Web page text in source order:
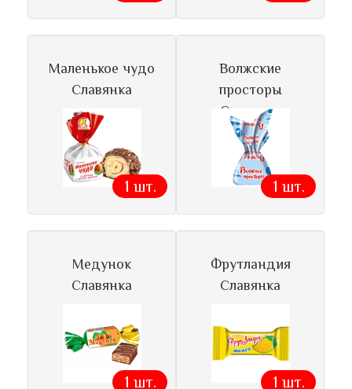
Маленькое чудо
Славянка
1 шт.
Волжские
просторы
Славянка
1 шт.
Медунок
Славянка
1 шт.
Фрутландия
Славянка
1 шт.